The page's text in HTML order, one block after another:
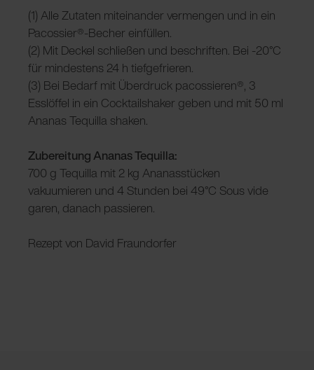
(1) Alle Zutaten miteinander vermengen und in ein
Pacossier®-Becher einfüllen.
(2) Mit Deckel schließen und beschriften. Bei -20°C
für mindestens 24 h tiefgefrieren.
(3) Bei Bedarf mit Überdruck pacossieren®, 3
Esslöffel in ein Cocktailshaker geben und mit 50 ml
Ananas Tequilla shaken.
Zubereitung Ananas Tequilla:
700 g Tequilla mit 2 kg Ananasstücken
vakuumieren und 4 Stunden bei 49°C Sous vide
garen, danach passieren.
Rezept von David Fraundorfer